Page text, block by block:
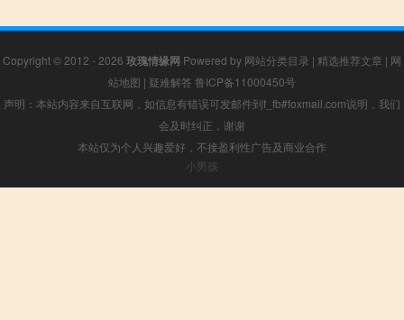
Copyright © 2012 - 2026 玫瑰情缘网 Powered by 网站分类目录 | 精选推荐文章 | 网
站地图 | 疑难解答 鲁ICP备11000450号
声明：本站内容来自互联网，如信息有错误可发邮件到f_fb#foxmail.com说明，我们
会及时纠正，谢谢
本站仅为个人兴趣爱好，不接盈利性广告及商业合作
小男孩